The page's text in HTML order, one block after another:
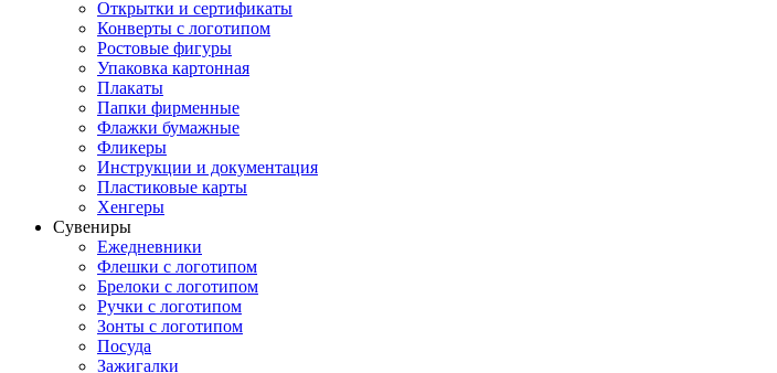
Открытки и сертификаты
Конверты с логотипом
Ростовые фигуры
Упаковка картонная
Плакаты
Папки фирменные
Флажки бумажные
Фликеры
Инструкции и документация
Пластиковые карты
Хенгеры
Сувениры
Ежедневники
Флешки с логотипом
Брелоки с логотипом
Ручки с логотипом
Зонты с логотипом
Посуда
Зажигалки